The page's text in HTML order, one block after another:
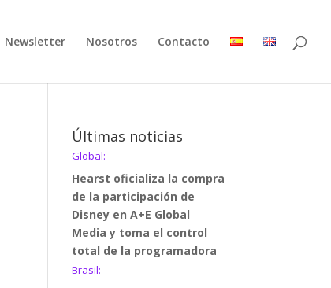
Newsletter Nosotros Contacto
Últimas noticias
Global:
Hearst oficializa la compra
de la participación de
Disney en A+E Global
Media y toma el control
total de la programadora
Brasil: